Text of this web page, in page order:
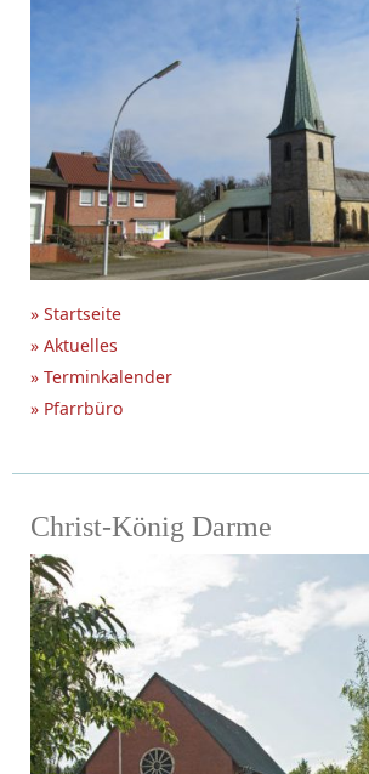
» Startseite
» Aktuelles
» Terminkalender
» Pfarrbüro
Christ-König Darme